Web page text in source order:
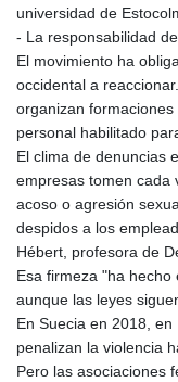
universidad de
- La responsabilidad
El movimiento ha
occidental a
organizan
personal habilitado
El clima de denuncias
empresas tomen cada
acoso o agresión
despidos a los
Hébert, profesora de
Esa firmeza "ha hecho
aunque las leyes
En Suecia en 2018,
penalizan la violencia
Pero las asociaciones